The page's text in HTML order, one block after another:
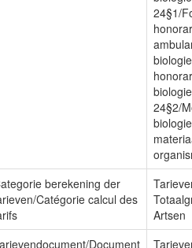
24§1/
24§2/
berekening der
Catégorie calcul des
Artsen
Document